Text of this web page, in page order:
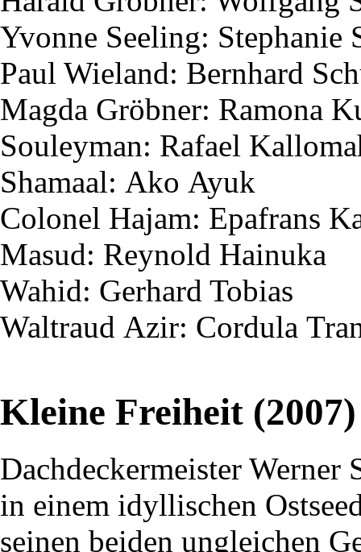
Yvonne Seeling: Stephanie
Paul Wieland: Bernhard
Magda Gröbner: Ramona
Souleyman: Rafael
Shamaal: Ako Ayuk
Colonel Hajam: Epafrans
Masud: Reynold Hainuka
Wahid: Gerhard Tobias
Waltraud Azir: Cordula
Kleine Freiheit (2007)
Dachdeckermeister
in einem idyllischen
seinen beiden ungleichen